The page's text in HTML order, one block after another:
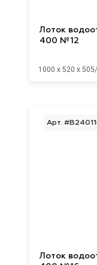
Лоток
400 №12
1000 x 520 x
Арт.
Лоток